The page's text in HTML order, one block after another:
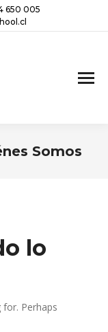
650 005
Felipe | Educación
Somos
lo
for. Perhaps